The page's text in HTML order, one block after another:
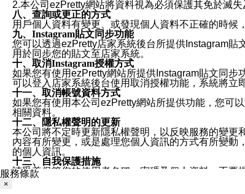
2.本公司ezPretty網站將資料視為必須保護其免於滅
八、查詢或更正的方式
用戶個人資料有變更、或發現個人資料不正確的時候
九、Instagram貼文同步功能
您可以透過ezPretty店家系統後台所提供Instagram
用於同步您的貼文至店家系統。
十、取消Instagram授權方式
如果您有使用ezPretty網站所提供Instagram貼文同
可以登入店家系統後台使用取消授權功能，系統將立
十一、取消帳號資料方式
如果您有使用本公司ezPretty網站所提供功能，您可
相關資料。
十二、隱私權聲明的更新
本公司將不定時更新隱私權聲明，以反映服務的變更
內容有所變更，或是處理您個人資訊的方式有所變
的個人資訊。
十三、自我保護措施
請妥善保管您的使用者名稱、密碼及個人資料，不
窗，以防止他人讀取您的個人資料、信件或進入所機
服務條款
×